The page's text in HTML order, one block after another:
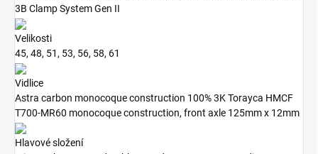
3B Clamp System Gen II
Velikosti
45, 48, 51, 53, 56, 58, 61
Vidlice
Astra carbon monocoque construction 100% 3K Torayca HMCF
T700-MR60 monocoque construction, front axle 125mm x 12mm
Hlavové složení